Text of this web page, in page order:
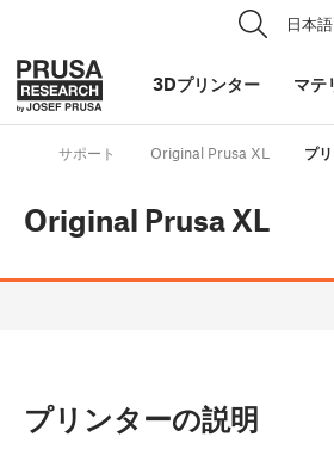
日本語
3Dプリンター マテ
サポート Original Prusa XL プ
Original Prusa XL
プリンターの説明